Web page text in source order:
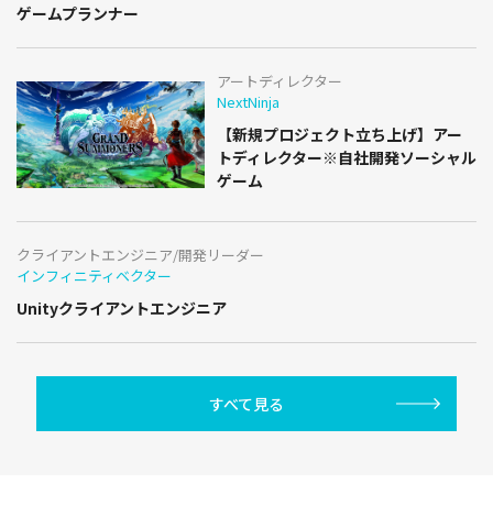
ゲームプランナー
アートディレクター
NextNinja
【新規プロジェクト立ち上げ】アー
トディレクター※自社開発ソーシャル
ゲーム
クライアントエンジニア/開発リーダー
インフィニティベクター
Unityクライアントエンジニア
すべて見る